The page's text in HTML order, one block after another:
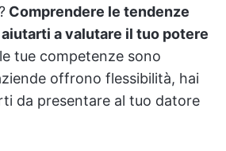
Comprendere le tendenze
a valutare il tuo potere
tue competenze sono
offrono flessibilità, hai
da presentare al tuo datore